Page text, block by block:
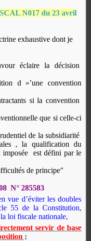
N017 du 23 avril
exhaustive dont je
éclaire la décision
d »’une convention
si la convention
que si celle-ci
de la subsidiarité
, la qualification du
est défini par le
de principe"
N° 285583
vue d’éviter les doubles
55 de la Constitution,
loi fiscale nationale,
servir de base
;